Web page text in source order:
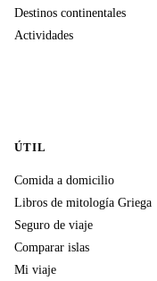
Destinos continentales
Actividades
ÚTIL
Comida a domicilio
Libros de mitología Griega
Seguro de viaje
Comparar islas
Mi viaje